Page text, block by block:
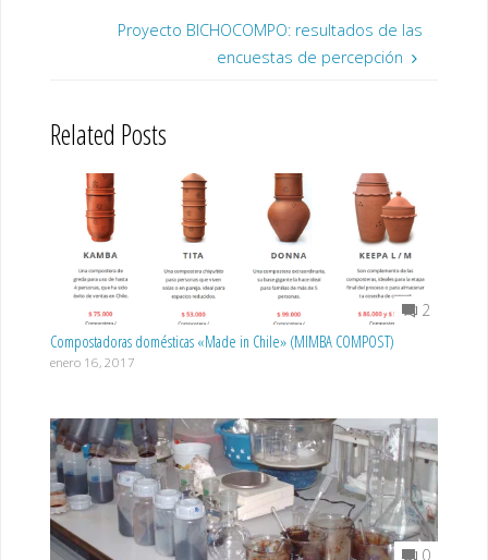
Proyecto BICHOCOMPO: resultados de las
encuestas de percepción
Related Posts
2
Compostadoras domésticas «Made in Chile» (MIMBA COMPOST)
enero 16, 2017
0